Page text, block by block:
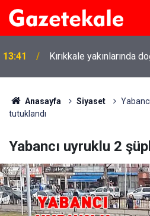
13:41 Kırıkkale yakınlarında
Anasayfa Siyaset
tutuklandı
Yabancı uyruklu 2